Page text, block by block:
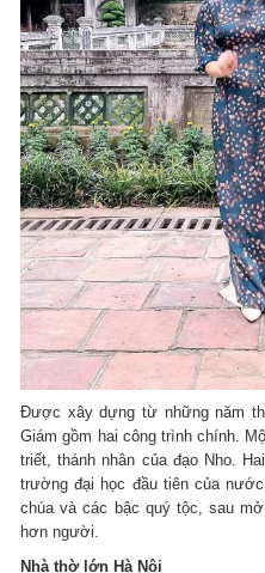
Được xây dựng từ những năm
Giám gồm hai công trình chính.
triết, thánh nhân của đạo Nho.
trường đại học đầu tiên của
chúa và các bậc quý tộc, sau
hơn người.
Nhà thờ lớn Hà Nội